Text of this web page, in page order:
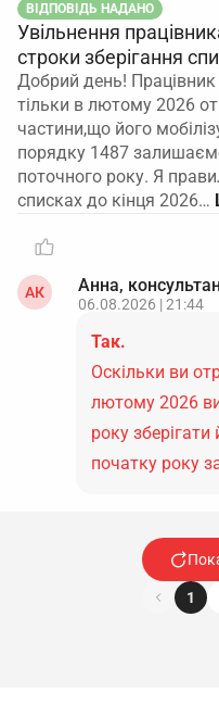
ВІДПОВІДЬ НАДАНО
Увільнення
строки зберігання
Добрий день! Працівник
тільки в лютому 2026
частини,що його
порядку 1487
поточного року. Я
списках до кінця 2026…
АК Анна,
06.08.2026 | 21:44
Так.
Оскільки ви
лютому 2026
року
початку року
1